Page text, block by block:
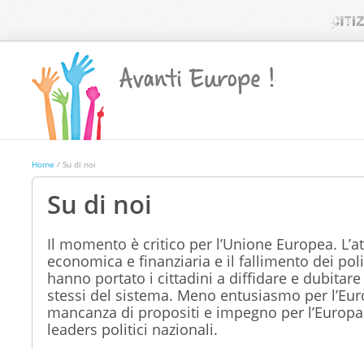
Home / Su di noi
Su di noi
Il momento è critico per l’Unione Europea.
economica e finanziaria e il fallimento dei
hanno portato i cittadini a diffidare e
stessi del sistema. Meno entusiasmo per
mancanza di propositi e impegno per
leaders politici nazionali.